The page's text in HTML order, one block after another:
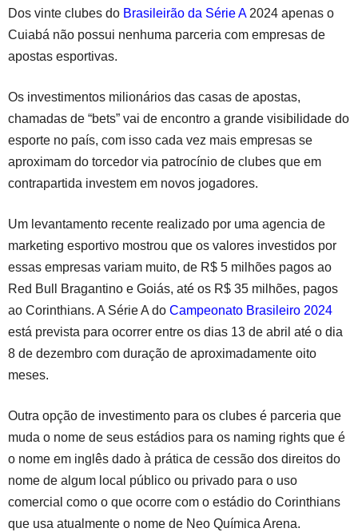
Dos vinte clubes do Brasileirão da Série A2024 apenas o
Cuiabá não possui nenhuma parceria com empresas de
apostas esportivas.
Os investimentos milionários das casas de apostas,
chamadas de “bets” vai de encontro a grande visibilidade do
esporte no país, com isso cada vez mais empresas se
aproximam do torcedor via patrocínio de clubes que em
contrapartida investem em novos jogadores.
Um levantamento recente realizado por uma agencia de
marketing esportivo mostrou que os valores investidos por
essas empresas variam muito, de R$ 5 milhões pagos ao
Red Bull Bragantino e Goiás, até os R$ 35 milhões, pagos
ao Corinthians. A Série A do Campeonato Brasileiro 2024
está prevista para ocorrer entre os dias 13 de abril até o dia
8 de dezembro com duração de aproximadamente oito
meses.
Outra opção de investimento para os clubes é parceria que
muda o nome de seus estádios para os naming rights que é
o nome em inglês dado à prática de cessão dos direitos do
nome de algum local público ou privado para o uso
comercial como o que ocorre com o estádio do Corinthians
que usa atualmente o nome de Neo Química Arena.